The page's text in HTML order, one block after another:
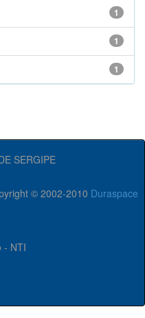
1
1
1
SERGIPE
© 2002-2010 Duraspace
- NTI